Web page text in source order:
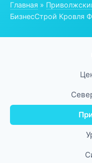
Главная »
БизнесСтрой Кровля